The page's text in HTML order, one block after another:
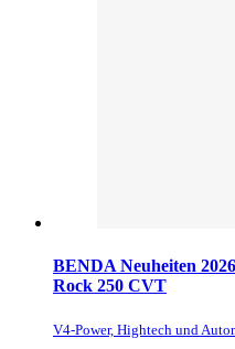
BENDA Neuheiten
Rock 250 CVT
V4-Power, Hightech und